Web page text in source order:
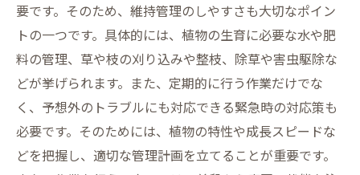
要です。そのため、維持管理のしやすさも大切なポイン
トの一つです。具体的には、植物の生育に必要な水や肥
料の管理、草や枝の刈り込みや整枝、除草や害虫駆除な
どが挙げられます。また、定期的に行う作業だけでな
く、予想外のトラブルにも対応できる緊急時の対応策も
必要です。そのためには、植物の特性や成長スピードな
どを把握し、適切な管理計画を立てることが重要です。